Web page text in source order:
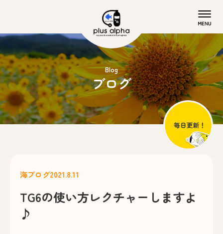
Blog
ブログ
海ブログ2021.8.11
TG6の使い方レクチャーしますよ
♪